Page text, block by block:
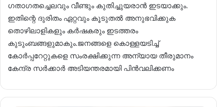
ഗതാഗതച്ചെലവും വീണ്ടും കുതിച്ചുയരാൻ ഇടയാക്കും.
ഇതിന്റെ ദുരിതം ഏറ്റവും കൂടുതൽ അനുഭവിക്കുക
തൊഴിലാളികളും കർഷകരും ഇടത്തരം
കുടുംബങ്ങളുമാകും.ജനങ്ങളെ കൊള്ളയടിച്ച്
കോർപ്പറേറ്റുകളെ സംരക്ഷിക്കുന്ന അന്യായ തീരുമാനം
കേന്ദ്ര സർക്കാർ അടിയന്തരമായി പിൻവലിക്കണം